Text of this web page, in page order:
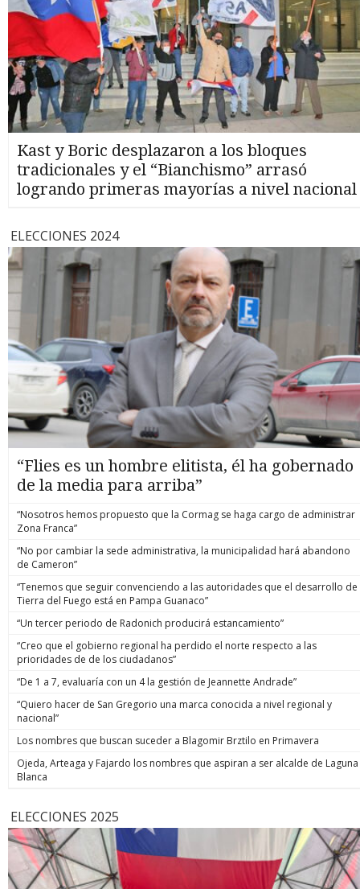
Kast y Boric desplazaron a los bloques
tradicionales y el “Bianchismo” arrasó
logrando primeras mayorías a nivel nacional
ELECCIONES 2024
“Flies es un hombre elitista, él ha gobernado
de la media para arriba”
“Nosotros hemos propuesto que la Cormag se haga cargo de administrar
Zona Franca”
“No por cambiar la sede administrativa, la municipalidad hará abandono
de Cameron”
“Tenemos que seguir convenciendo a las autoridades que el desarrollo de
Tierra del Fuego está en Pampa Guanaco”
“Un tercer periodo de Radonich producirá estancamiento”
“Creo que el gobierno regional ha perdido el norte respecto a las
prioridades de de los ciudadanos”
“De 1 a 7, evaluaría con un 4 la gestión de Jeannette Andrade”
“Quiero hacer de San Gregorio una marca conocida a nivel regional y
nacional”
Los nombres que buscan suceder a Blagomir Brztilo en Primavera
Ojeda, Arteaga y Fajardo los nombres que aspiran a ser alcalde de Laguna
Blanca
ELECCIONES 2025